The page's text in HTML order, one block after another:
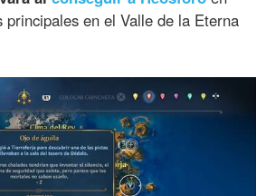
principales en el Valle de la Eterna